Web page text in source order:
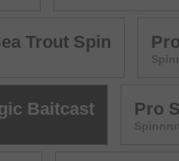
Trout Spin
Baitcast Pro